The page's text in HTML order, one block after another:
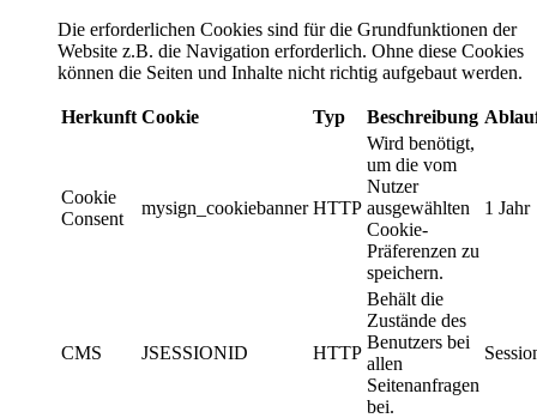
Die erforderlichen Cookies sind für die Grundfunktionen der
Website z.B. die Navigation erforderlich. Ohne diese Cookies
können die Seiten und Inhalte nicht richtig aufgebaut werden.
Herkunft Cookie Typ Beschreibung
Cookie
Consent
mysign_cookiebanner HTTP
Wird benötigt,
um die vom
Nutzer
ausgewählten
Cookie-
Präferenzen zu
speichern.
1 Jahr
CMS JSESSIONID HTTP
Behält die
Zustände des
Benutzers bei
allen
Seitenanfragen
bei.